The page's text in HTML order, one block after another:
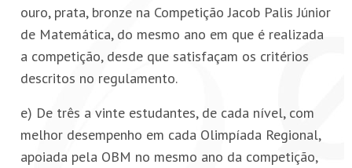
ouro, prata, bronze na Competição Jacob Palis Júnior
de Matemática, do mesmo ano em que é realizada
a competição, desde que satisfaçam os critérios
descritos no regulamento.
e) De três a vinte estudantes, de cada nível, com
melhor desempenho em cada Olimpíada Regional,
apoiada pela OBM no mesmo ano da competição,